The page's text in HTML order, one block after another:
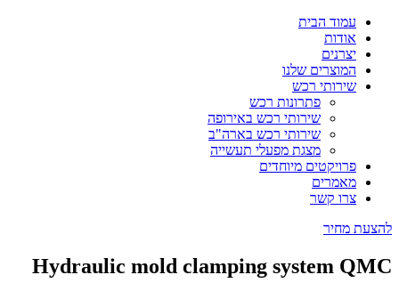
עמוד הבית
אודות
יצרנים
המוצרים שלנו
שירותי רכש
פתרונות רכש
שירותי רכש באירופה
שירותי רכש בארה"ב
מצגת מפעלי תעשייה
פרויקטים מיוחדים
מאמרים
צרו קשר
להצעת מחיר
Hydraulic mold clamping system QMC